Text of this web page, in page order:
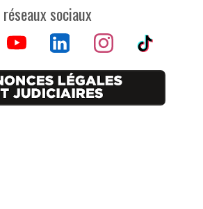
réseaux sociaux